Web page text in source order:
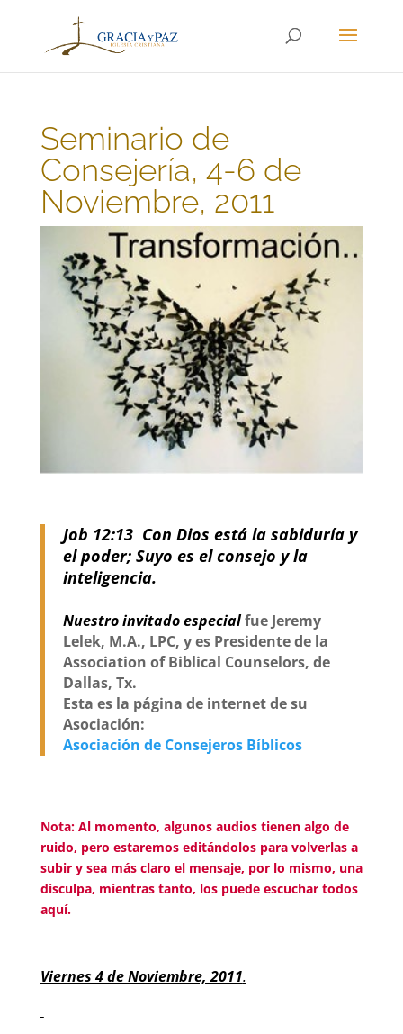
Seminario de
Consejería, 4-6 de
Noviembre, 2011
Job 12:13 Con Dios está la sabiduría y
el poder; Suyo es el consejo y la
inteligencia.
Nuestro invitado especialfue Jeremy
Lelek, M.A., LPC, y es Presidente de la
Association of Biblical Counselors, de
Dallas, Tx.
Esta es la página de internet de su
Asociación:
Asociación de Consejeros Bíblicos
Nota: Al momento, algunos audios tienen algo de
ruido, pero estaremos editándolos para volverlas a
subir y sea más claro el mensaje, por lo mismo, una
disculpa, mientras tanto, los puede escuchar todos
aquí.
Viernes 4 de Noviembre, 2011.